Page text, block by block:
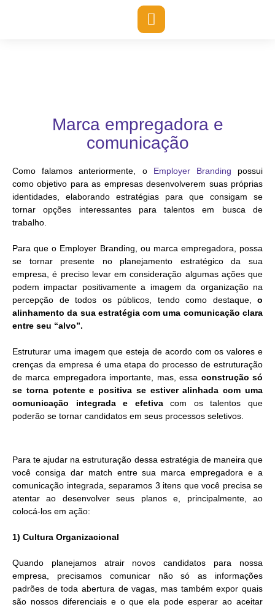
Marca empregadora e
comunicação
Como falamos anteriormente, o Employer Branding possui
como objetivo para as empresas desenvolverem suas próprias
identidades, elaborando estratégias para que consigam se
tornar opções interessantes para talentos em busca de
trabalho.
Para que o Employer Branding, ou marca empregadora, possa
se tornar presente no planejamento estratégico da sua
empresa, é preciso levar em consideração algumas ações que
podem impactar positivamente a imagem da organização na
percepção de todos os públicos, tendo como destaque, o
alinhamento da sua estratégia com uma comunicação clara
entre seu “alvo”.
Estruturar uma imagem que esteja de acordo com os valores e
crenças da empresa é uma etapa do processo de estruturação
de marca empregadora importante, mas, essa construção só
se torna potente e positiva se estiver alinhada com uma
comunicação integrada e efetivacom os talentos que
poderão se tornar candidatos em seus processos seletivos.
Para te ajudar na estruturação dessa estratégia de maneira que
você consiga dar match entre sua marca empregadora e a
comunicação integrada, separamos 3 itens que você precisa se
atentar ao desenvolver seus planos e, principalmente, ao
colocá-los em ação:
1) Cultura Organizacional
Quando planejamos atrair novos candidatos para nossa
empresa, precisamos comunicar não só as informações
padrões de toda abertura de vagas, mas também expor quais
são nossos diferenciais e o que ela pode esperar ao aceitar